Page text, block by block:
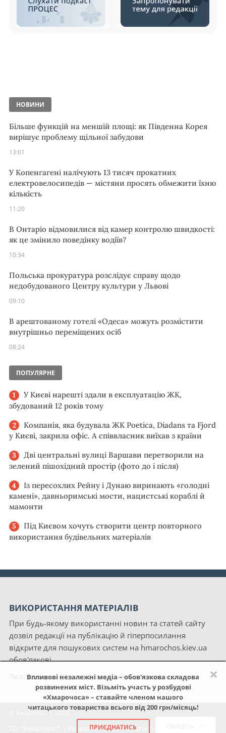
×
Впливові незалежні медіа – обов'язкова складова
розвинених міст. Візьміть участь у розбудові
«Хмарочоса» – ставайте членом нашого
читацького товариства всього від 200 грн/місяць!
ПРИЄДНАТИСЬ
НОВИНИ
Більше функцій на меншій площі: як Південна Корея
вирішує проблему щільної забудови
13:01
У Копенгагені налічують 13 тисяч прокатних
електровелосипедів — містяни просять обмежити їхню
кількість
11:20
В Онтаріо відмовилися від камер контролю швидкості:
як це змінило поведінку водіїв?
10:34
Польська прокуратура розслідує справу щодо
недобудованого Центру культури у Львові
09:10
В арештованому готелі «Одеса» можуть розмістити
внутрішньо переміщених осіб
08:24
ПОПУЛЯРНЕ
У Києві нарешті здали в експлуатацію ЖК,
збудований 12 років тому
Компанія, яка будувала ЖК Poetica, Diadans та Fjord
у Києві, закрила офіс. А співвласник виїхав з країни
Дві центральні вулиці Варшави перетворили на
зелений пішохідний простір (фото до і після)
Із пересохлих Рейну і Дунаю виринають «голодні
камені», давньоримські мости, нацистські кораблі й
мамонти
Під Києвом хочуть створити центр повторного
використання будівельних матеріалів
ВИКОРИСТАННЯ МАТЕРІАЛІВ
При будь-якому використанні новин та статей сайту
дозвіл редакції на публікацію й гіперпосилання
відкрите для пошукових систем на hmarochos.kiev.ua
обов'язкові.
Політика конфіденційності сайту «Хмарочос»
© Хмарочос | 2025
Реклама|NGO Hmarochos